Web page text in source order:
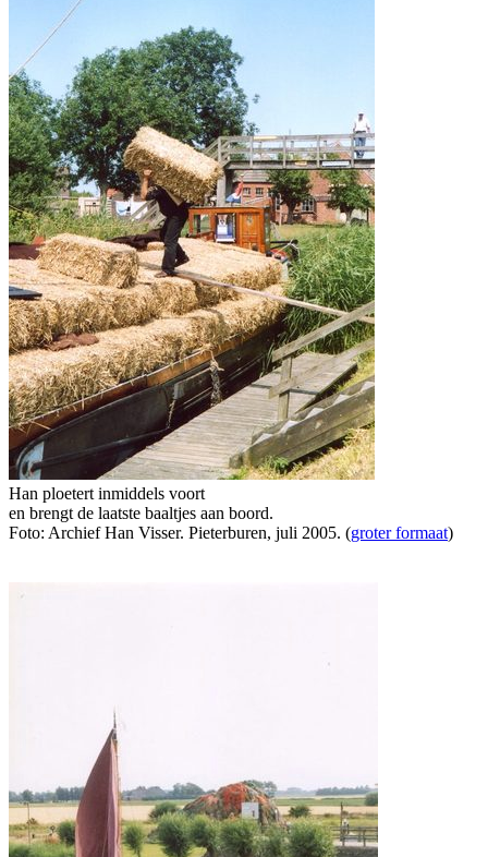
Han ploetert inmiddels voort
en brengt de laatste baaltjes aan boord.
Foto: Archief Han Visser. Pieterburen, juli 2005. (groter formaat)